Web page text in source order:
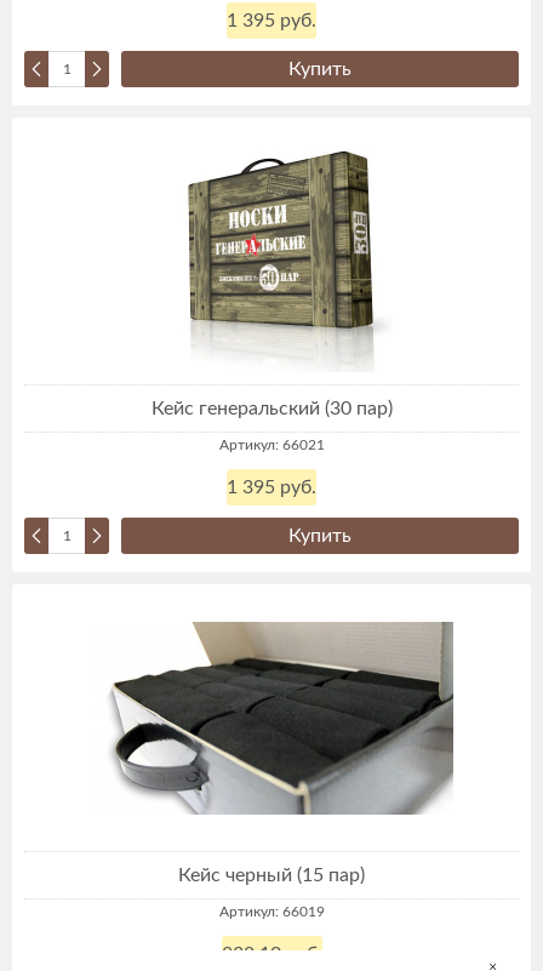
1 395 руб.
Купить
Кейс генеральский (30 пар)
Артикул: 66021
1 395 руб.
Купить
Кейс черный (15 пар)
Артикул: 66019
838,10 руб.
×